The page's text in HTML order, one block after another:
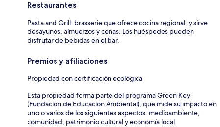
Restaurantes
Pasta and Grill: brasserie que ofrece cocina regional, y sirve
desayunos, almuerzos y cenas. Los huéspedes pueden
disfrutar de bebidas en el bar.
Premios y afiliaciones
Propiedad con certificación ecológica
Esta propiedad forma parte del programa Green Key
(Fundación de Educación Ambiental), que mide su impacto en
uno o varios de los siguientes aspectos: medioambiente,
comunidad, patrimonio cultural y economía local.